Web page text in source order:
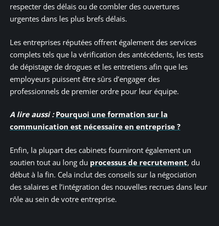
respecter des délais ou de combler des ouvertures
urgentes dans les plus brefs délais.
Les entreprises réputées offrent également des services
complets tels que la vérification des antécédents, les tests
de dépistage de drogues et les entretiens afin que les
employeurs puissent être sûrs d’engager des
professionnels de premier ordre pour leur équipe.
A lire aussi : Pourquoi une formation sur la
communication est nécessaire en entreprise ?
Enfin, la plupart des cabinets fourniront également un
soutien tout au long du processus de recrutement, du
début à la fin. Cela inclut des conseils sur la négociation
des salaires et l’intégration des nouvelles recrues dans leur
rôle au sein de votre entreprise.